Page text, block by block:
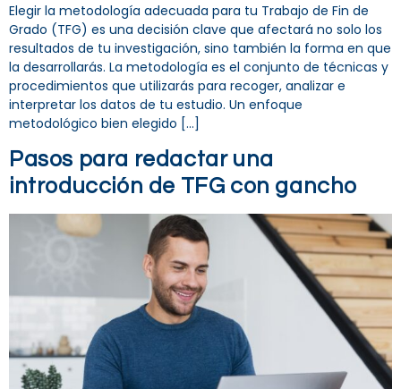
Elegir la metodología adecuada para tu Trabajo de Fin de
Grado (TFG) es una decisión clave que afectará no solo los
resultados de tu investigación, sino también la forma en que
la desarrollarás. La metodología es el conjunto de técnicas y
procedimientos que utilizarás para recoger, analizar e
interpretar los datos de tu estudio. Un enfoque
metodológico bien elegido […]
Pasos para redactar una
introducción de TFG con gancho